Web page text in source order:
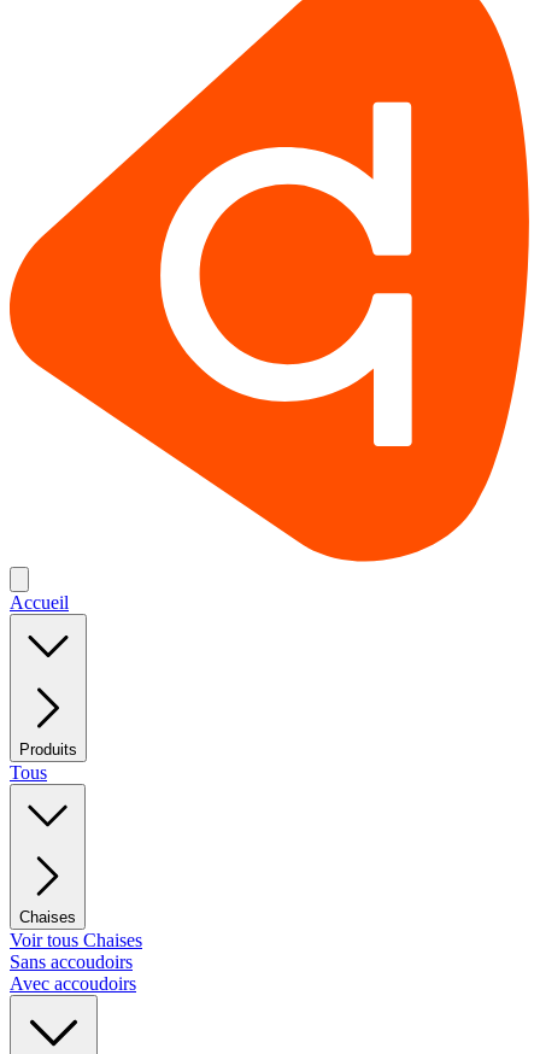
Accueil
Produits
Tous
Chaises
Voir tous Chaises
Sans accoudoirs
Avec accoudoirs